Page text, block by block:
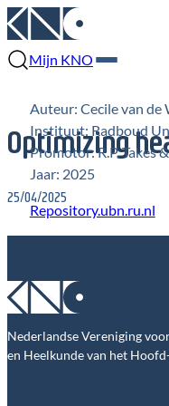
Mijn KNO
Optimizing
25/04/2025
Auteur: Cecile van de
Instituut: Radboud
Promotor: R.P. Takes
Jaar: 2025
Repository.ubn.ru.nl
Nederlandse Vereniging
en Heelkunde van het